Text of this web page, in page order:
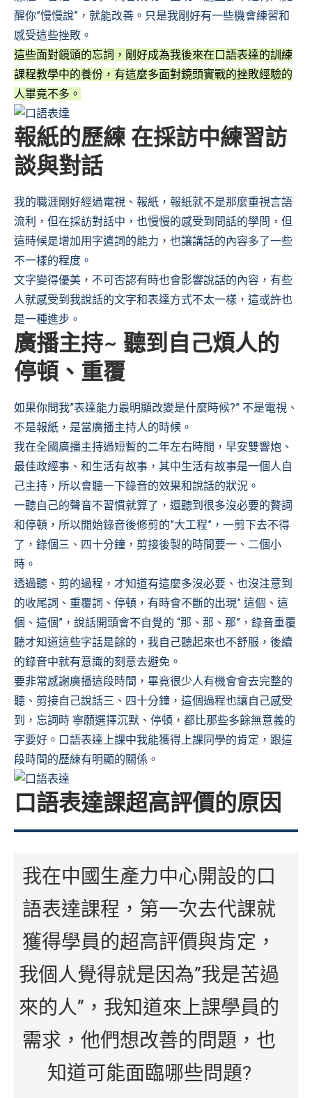
醒你”慢慢說”，就能改善。只是我剛好有一些機會練習和
感受這些挫敗。
這些面對鏡頭的忘詞，剛好成為我後來在口語表達的訓練
課程教學中的養份，有這麼多面對鏡頭實戰的挫敗經驗的
人畢竟不多。
報紙的歷練 在採訪中練習訪
談與對話
我的職涯剛好經過電視、報紙，報紙就不是那麼重視言語
流利，但在採訪對話中，也慢慢的感受到問話的學問，但
這時候是增加用字遣詞的能力，也讓講話的內容多了一些
不一樣的程度。
文字變得優美，不可否認有時也會影響說話的內容，有些
人就感受到我說話的文字和表達方式不太一樣，這或許也
是一種進步。
廣播主持~ 聽到自己煩人的
停頓、重覆
如果你問我”表達能力最明顯改變是什麼時候?” 不是電視、
不是報紙，是當廣播主持人的時候。
我在全國廣播主持過短暫的二年左右時間，早安雙響炮、
最佳政經事、和生活有故事，其中生活有故事是一個人自
己主持，所以會聽一下錄音的效果和說話的狀況。
一聽自己的聲音不習慣就算了，還聽到很多沒必要的贅詞
和停頓，所以開始錄音後修剪的”大工程”，一剪下去不得
了，錄個三、四十分鐘，剪接後製的時間要一、二個小
時。
透過聽、剪的過程，才知道有這麼多沒必要、也沒注意到
的收尾詞、重覆詞、停頓，有時會不斷的出現” 這個、這
個、這個”，說話開頭會不自覺的 “那、那、那”，錄音重覆
聽才知道這些字話是餘的，我自己聽起來也不舒服，後續
的錄音中就有意識的刻意去避免。
要非常感謝廣播這段時間，畢竟很少人有機會會去完整的
聽、剪接自己說話三、四十分鐘，這個過程也讓自己感受
到，忘詞時 寧願選擇沉默、停頓，都比那些多餘無意義的
字要好。口語表達上課中我能獲得上課同學的肯定，跟這
段時間的歷練有明顯的關係。
口語表達課超高評價的原因
我在中國生產力中心開設的口
語表達課程，第一次去代課就
獲得學員的超高評價與肯定，
我個人覺得就是因為”我是苦過
來的人”，我知道來上課學員的
需求，他們想改善的問題，也
知道可能面臨哪些問題?